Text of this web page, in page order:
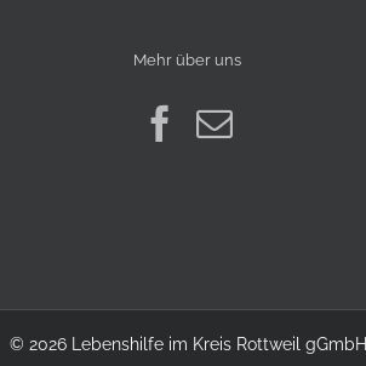
Mehr über uns
© 2026 Lebenshilfe im Kreis Rottweil gGmbH